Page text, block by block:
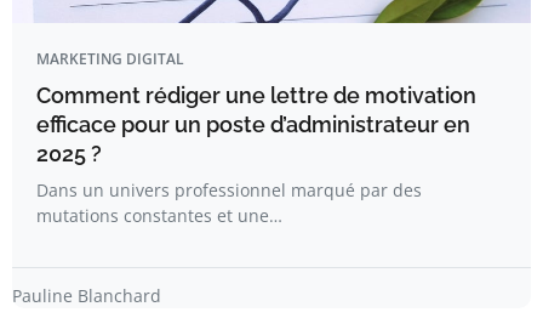
MARKETING DIGITAL
Comment rédiger une lettre de motivation
efficace pour un poste d’administrateur en
2025 ?
Dans un univers professionnel marqué par des
mutations constantes et une…
Pauline Blanchard